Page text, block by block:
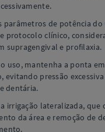
parâmetros de potência
protocolo clínico,
supragengival e profilaxia.
uso, mantenha a ponta
evitando pressão
dentária.
irrigação lateralizada, que
da área e remoção de